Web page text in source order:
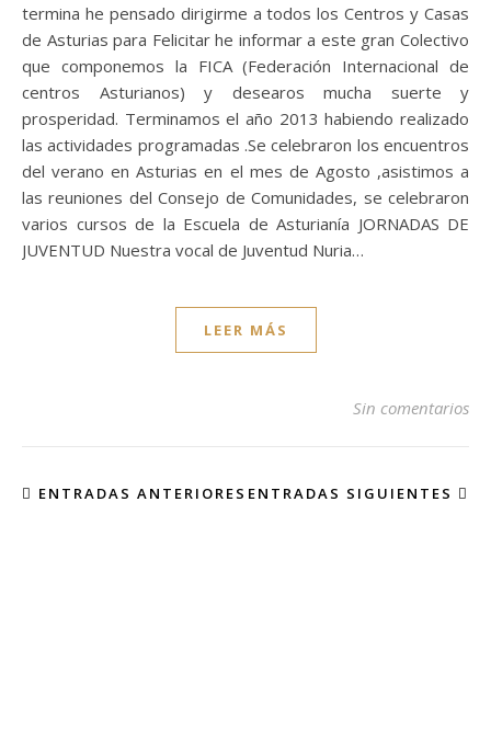
termina he pensado dirigirme a todos los Centros y Casas
de Asturias para Felicitar he informar a este gran Colectivo
que componemos la FICA (Federación Internacional de
centros Asturianos) y desearos mucha suerte y
prosperidad. Terminamos el año 2013 habiendo realizado
las actividades programadas .Se celebraron los encuentros
del verano en Asturias en el mes de Agosto ,asistimos a
las reuniones del Consejo de Comunidades, se celebraron
varios cursos de la Escuela de Asturianía JORNADAS DE
JUVENTUD Nuestra vocal de Juventud Nuria…
LEER MÁS
Sin comentarios
ENTRADAS ANTERIORES ENTRADAS SIGUIENTES